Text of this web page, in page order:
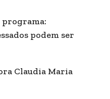
programa:
podem ser
Claudia Maria